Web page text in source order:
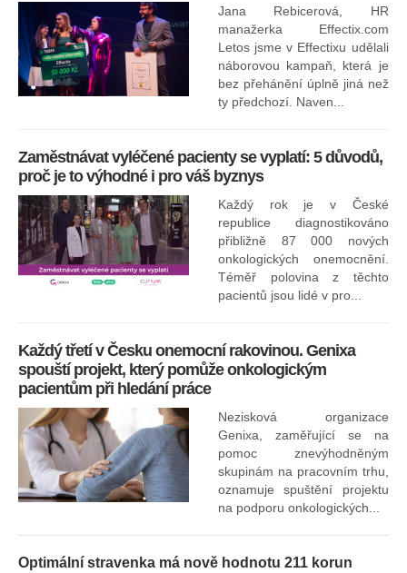
Jana Rebicerová, HR
manažerka Effectix.com
Letos jsme v Effectixu udělali
náborovou kampaň, která je
bez přehánění úplně jiná než
ty předchozí. Naven...
Zaměstnávat vyléčené pacienty se vyplatí: 5 důvodů,
proč je to výhodné i pro váš byznys
Každý rok je v České
republice diagnostikováno
přibližně 87 000 nových
onkologických onemocnění.
Téměř polovina z těchto
pacientů jsou lidé v pro...
Každý třetí v Česku onemocní rakovinou. Genixa
spouští projekt, který pomůže onkologickým
pacientům při hledání práce
Nezisková organizace
Genixa, zaměřující se na
pomoc znevýhodněným
skupinám na pracovním trhu,
oznamuje spuštění projektu
na podporu onkologických...
Optimální stravenka má nově hodnotu 211 korun